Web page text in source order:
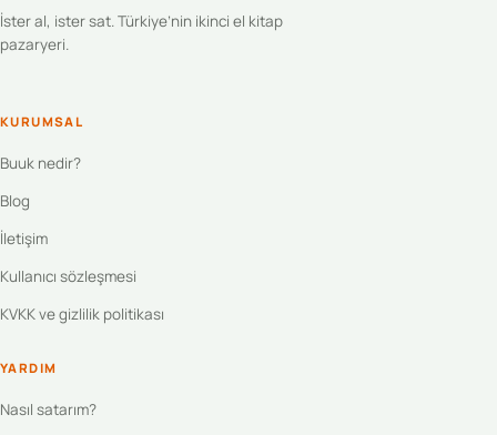
İster al, ister sat. Türkiye’nin ikinci el kitap
pazaryeri.
KURUMSAL
Buuk nedir?
Blog
İletişim
Kullanıcı sözleşmesi
KVKK ve gizlilik politikası
YARDIM
Nasıl satarım?